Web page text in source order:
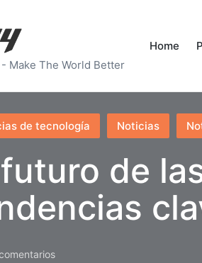
Make The World Better
Home
de tecnología Noticias
de